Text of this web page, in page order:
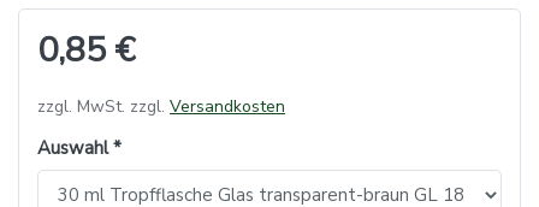
0,85 €
zzgl. MwSt. zzgl. Versandkosten
Auswahl